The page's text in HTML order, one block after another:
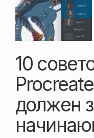
10
должен